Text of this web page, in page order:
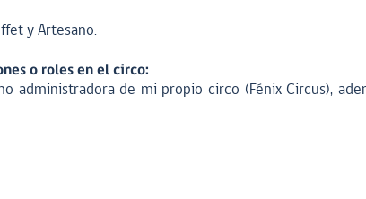
y Artesano.
o roles en el circo:
administradora de mi propio circo (Fénix Circus),